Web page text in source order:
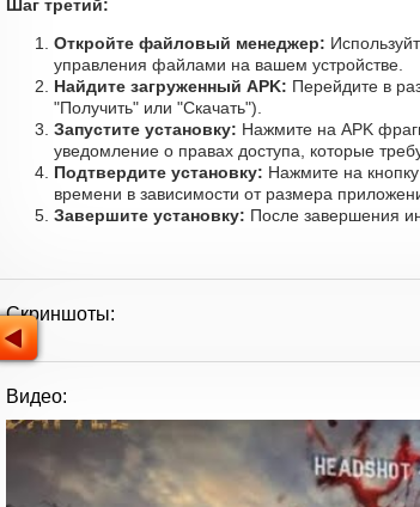
Шаг третий:
Откройте файловый менеджер:
управления файлами на вашем устройстве.
Найдите загруженный APK: Перейдите в
"Получить" или "Скачать").
Запустите установку: Нажмите на APK
уведомление о правах доступа, которые
Подтвердите установку: Нажмите на
времени в зависимости от размера
Завершите установку: После завершения
Скриншоты:
Видео: